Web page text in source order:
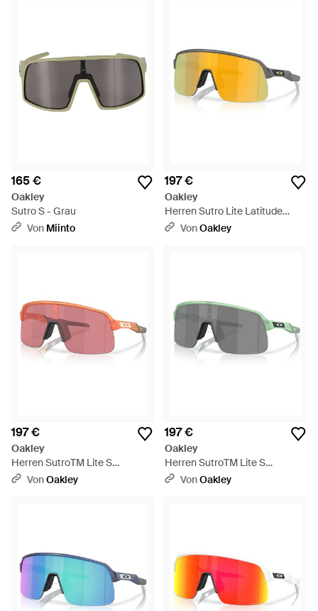
165 €
Oakley
Sutro S - Grau
Von Miinto
197 €
Oakley
Herren Sutro Lite Latitude
Collection Sonnenbrillen -
VonOakley
197 €
Oakley
Herren SutroTM Lite S
Sonnenbrillen - Schwarz
VonOakley
197 €
Oakley
Herren SutroTM Lite S
Sonnenbrillen - Schwarz
VonOakley